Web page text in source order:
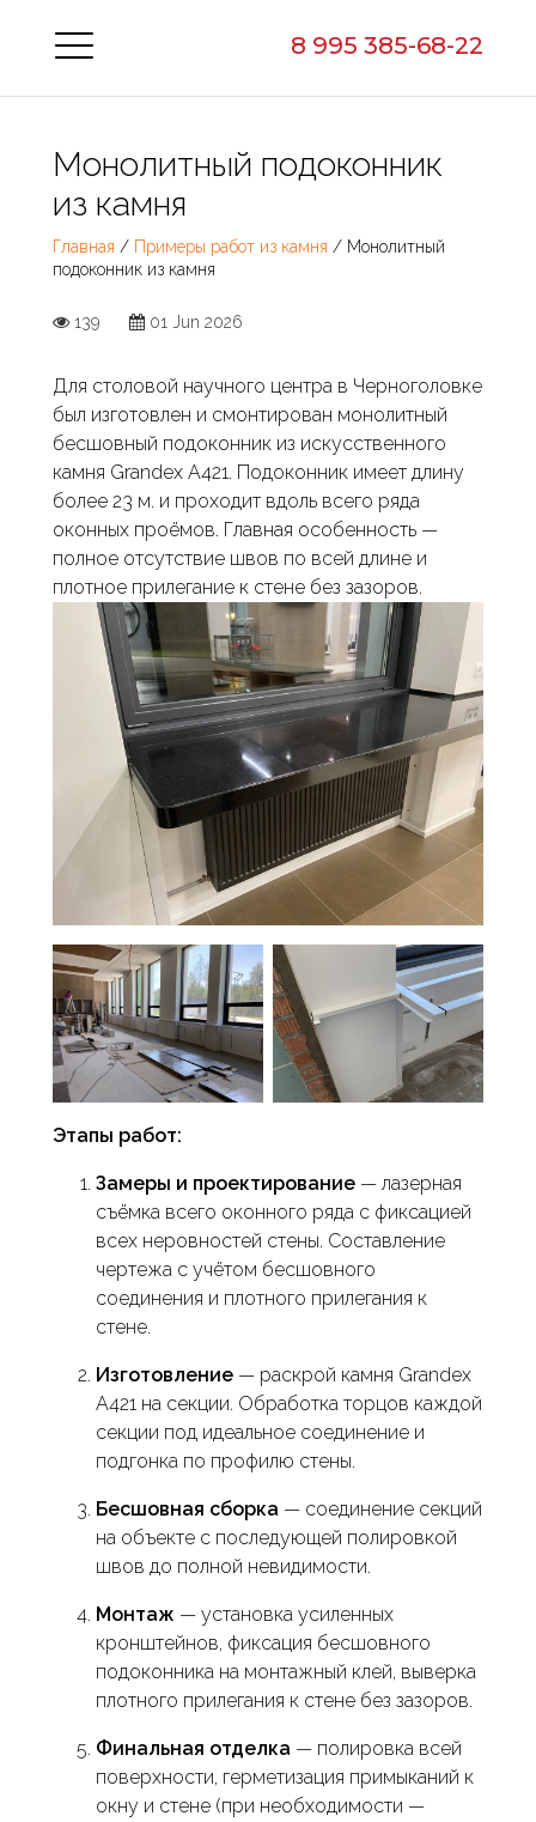
8 995 385-68-22
Монолитный подоконник
из камня
Главная / Примеры работ из камня / Монолитный
подоконник из камня
139 01 Jun 2026
Для столовой научного центра в Черноголовке
был изготовлен и смонтирован монолитный
бесшовный подоконник из искусственного
камня Grandex A421. Подоконник имеет длину
более 23 м. и проходит вдоль всего ряда
оконных проёмов. Главная особенность —
полное отсутствие швов по всей длине и
плотное прилегание к стене без зазоров.
Этапы работ:
Замеры и проектирование — лазерная
съёмка всего оконного ряда с фиксацией
всех неровностей стены. Составление
чертежа с учётом бесшовного
соединения и плотного прилегания к
стене.
Изготовление — раскрой камня Grandex
A421 на секции. Обработка торцов каждой
секции под идеальное соединение и
подгонка по профилю стены.
Бесшовная сборка — соединение секций
на объекте с последующей полировкой
швов до полной невидимости.
Монтаж — установка усиленных
кронштейнов, фиксация бесшовного
подоконника на монтажный клей, выверка
плотного прилегания к стене без зазоров.
Финальная отделка — полировка всей
поверхности, герметизация примыканий к
окну и стене (при необходимости —